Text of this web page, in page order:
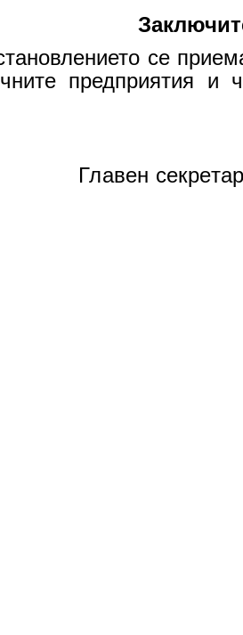
се
предприятия
Главен